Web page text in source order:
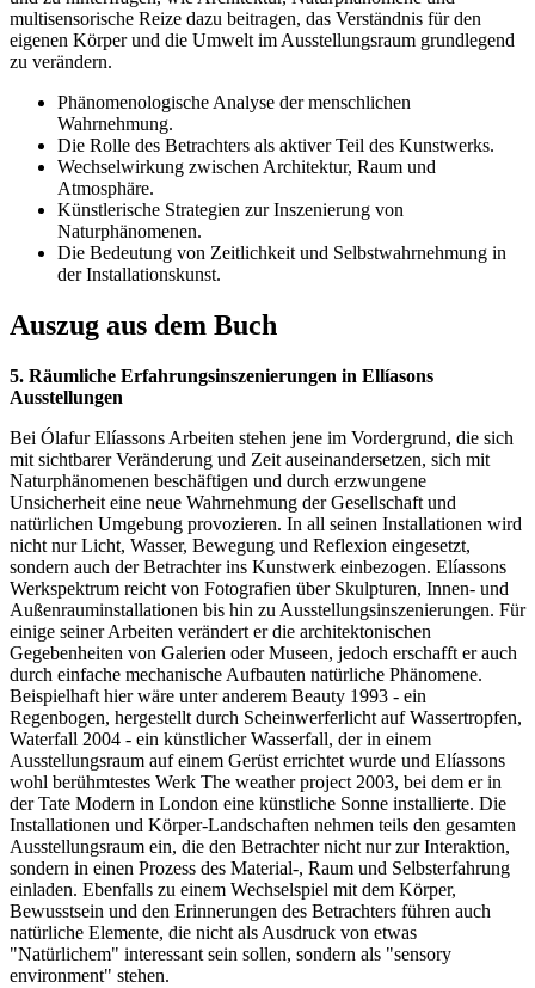
multisensorische Reize dazu beitragen, das Verständnis für den
eigenen Körper und die Umwelt im Ausstellungsraum grundlegend
zu verändern.
Phänomenologische Analyse der menschlichen
Wahrnehmung.
Die Rolle des Betrachters als aktiver Teil des Kunstwerks.
Wechselwirkung zwischen Architektur, Raum und
Atmosphäre.
Künstlerische Strategien zur Inszenierung von
Naturphänomenen.
Die Bedeutung von Zeitlichkeit und Selbstwahrnehmung in
der Installationskunst.
Auszug aus dem Buch
5. Räumliche Erfahrungsinszenierungen in Ellíasons
Ausstellungen
Bei Ólafur Elíassons Arbeiten stehen jene im Vordergrund, die sich
mit sichtbarer Veränderung und Zeit auseinandersetzen, sich mit
Naturphänomenen beschäftigen und durch erzwungene
Unsicherheit eine neue Wahrnehmung der Gesellschaft und
natürlichen Umgebung provozieren. In all seinen Installationen wird
nicht nur Licht, Wasser, Bewegung und Reflexion eingesetzt,
sondern auch der Betrachter ins Kunstwerk einbezogen. Elíassons
Werkspektrum reicht von Fotografien über Skulpturen, Innen- und
Außenrauminstallationen bis hin zu Ausstellungsinszenierungen. Für
einige seiner Arbeiten verändert er die architektonischen
Gegebenheiten von Galerien oder Museen, jedoch erschafft er auch
durch einfache mechanische Aufbauten natürliche Phänomene.
Beispielhaft hier wäre unter anderem Beauty 1993 - ein
Regenbogen, hergestellt durch Scheinwerferlicht auf Wassertropfen,
Waterfall 2004 - ein künstlicher Wasserfall, der in einem
Ausstellungsraum auf einem Gerüst errichtet wurde und Elíassons
wohl berühmtestes Werk The weather project 2003, bei dem er in
der Tate Modern in London eine künstliche Sonne installierte. Die
Installationen und Körper-Landschaften nehmen teils den gesamten
Ausstellungsraum ein, die den Betrachter nicht nur zur Interaktion,
sondern in einen Prozess des Material-, Raum und Selbsterfahrung
einladen. Ebenfalls zu einem Wechselspiel mit dem Körper,
Bewusstsein und den Erinnerungen des Betrachters führen auch
natürliche Elemente, die nicht als Ausdruck von etwas
"Natürlichem" interessant sein sollen, sondern als "sensory
environment" stehen.